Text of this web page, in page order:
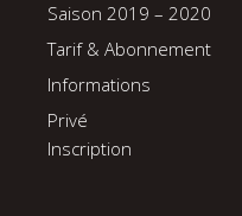
Saison 2019 – 2020
Tarif & Abonnement
Informations
Privé
Inscription